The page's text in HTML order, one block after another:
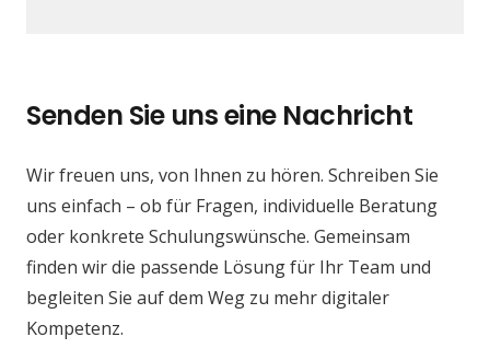
Senden Sie uns eine Nachricht
Wir freuen uns, von Ihnen zu hören. Schreiben Sie
uns einfach – ob für Fragen, individuelle Beratung
oder konkrete Schulungswünsche. Gemeinsam
finden wir die passende Lösung für Ihr Team und
begleiten Sie auf dem Weg zu mehr digitaler
Kompetenz.